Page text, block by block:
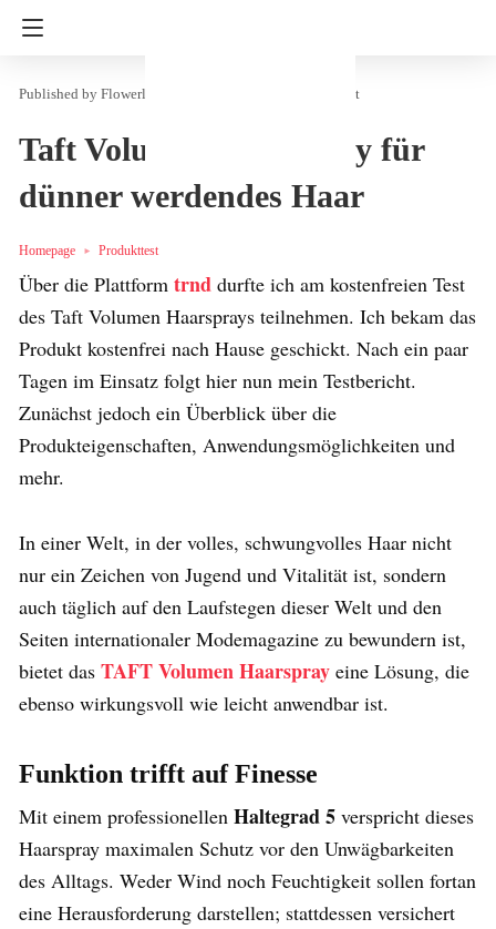
Flowerly Produkttest
Taft Volumen Haarspray für
dünner werdendes Haar
Homepage Produkttest
Über die Plattform trnd durfte ich am kostenfreien Test
des Taft Volumen Haarsprays teilnehmen. Ich bekam das
Produkt kostenfrei nach Hause geschickt. Nach ein paar
Tagen im Einsatz folgt hier nun mein Testbericht.
Zunächst jedoch ein Überblick über die
Produkteigenschaften, Anwendungsmöglichkeiten und
mehr.
In einer Welt, in der volles, schwungvolles Haar nicht
nur ein Zeichen von Jugend und Vitalität ist, sondern
auch täglich auf den Laufstegen dieser Welt und den
Seiten internationaler Modemagazine zu bewundern ist,
bietet das TAFT Volumen Haarspray eine Lösung, die
ebenso wirkungsvoll wie leicht anwendbar ist.
Funktion trifft auf Finesse
Mit einem professionellen Haltegrad 5 verspricht dieses
Haarspray maximalen Schutz vor den Unwägbarkeiten
des Alltags. Weder Wind noch Feuchtigkeit sollen fortan
eine Herausforderung darstellen; stattdessen versichert